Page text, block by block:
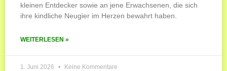
kleinen Entdecker sowie an jene Erwachsenen, die sich
ihre kindliche Neugier im Herzen bewahrt haben.
WEITERLESEN »
1. Juni 2026 Keine Kommentare